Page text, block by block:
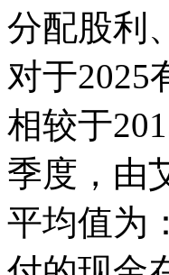
分配股利
对于2025
相较于
季度，由
平均值为